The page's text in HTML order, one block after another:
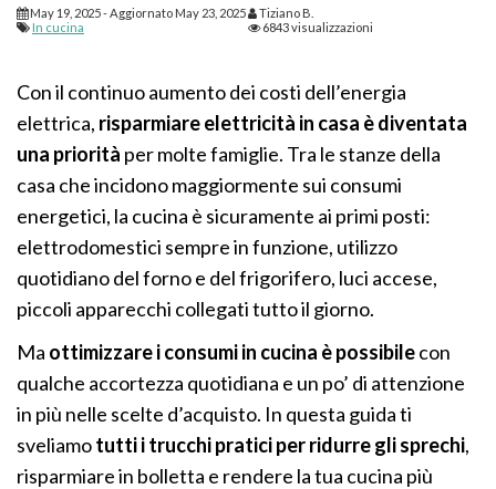
May 19, 2025- Aggiornato May 23, 2025
Tiziano B.
In cucina
6843 visualizzazioni
Con il continuo aumento dei costi dell’energia
elettrica, risparmiare elettricità in casa è diventata
una priorità per molte famiglie. Tra le stanze della
casa che incidono maggiormente sui consumi
energetici, la cucina è sicuramente ai primi posti:
elettrodomestici sempre in funzione, utilizzo
quotidiano del forno e del frigorifero, luci accese,
piccoli apparecchi collegati tutto il giorno.
Ma ottimizzare i consumi in cucina è possibilecon
qualche accortezza quotidiana e un po’ di attenzione
in più nelle scelte d’acquisto. In questa guida ti
sveliamotutti i trucchi pratici per ridurre gli sprechi,
risparmiare in bolletta e rendere la tua cucina più